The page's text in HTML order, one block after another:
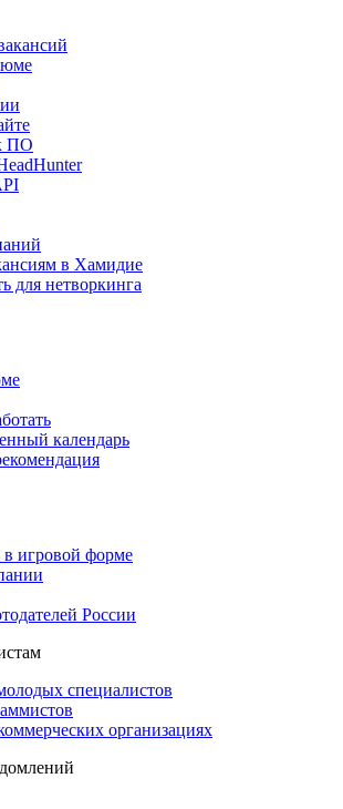
ПО
в Хамидие
для нетворкинга
календарь
игровой форме
России
специалистов
организациях